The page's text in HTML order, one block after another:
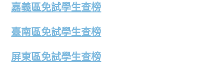
嘉義區免試學生查榜
臺南區免試學生查榜
屏東區免試學生查榜